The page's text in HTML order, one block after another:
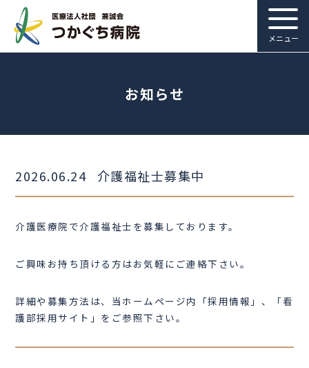
メニュー
お知らせ
2026.06.24 介護福祉士募集中
介護医療院で介護福祉士を募集しております。
ご興味お持ち頂ける方はお気軽にご連絡下さい。
詳細や募集方法は、当ホームページ内「採用情報」、「看
護部採用サイト」をご参照下さい。